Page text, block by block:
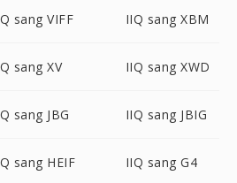
sang VIFF IIQ sang XBM
sang XV IIQ sang XWD
sang JBG IIQ sang JBIG
sang HEIF IIQ sang G4